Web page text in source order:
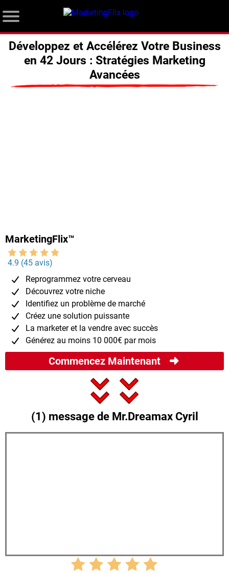
Développez et Accélérez Votre Business
en 42 Jours : Stratégies Marketing
Avancées
MarketingFlix™
4.9 (45 avis)
Reprogrammez votre cerveau
Découvrez votre niche
Identifiez un problème de marché
Créez une solution puissante
La marketer et la vendre avec succès
Générez au moins 10 000€ par mois
Commencez Maintenant
(1) message de Mr.Dreamax Cyril